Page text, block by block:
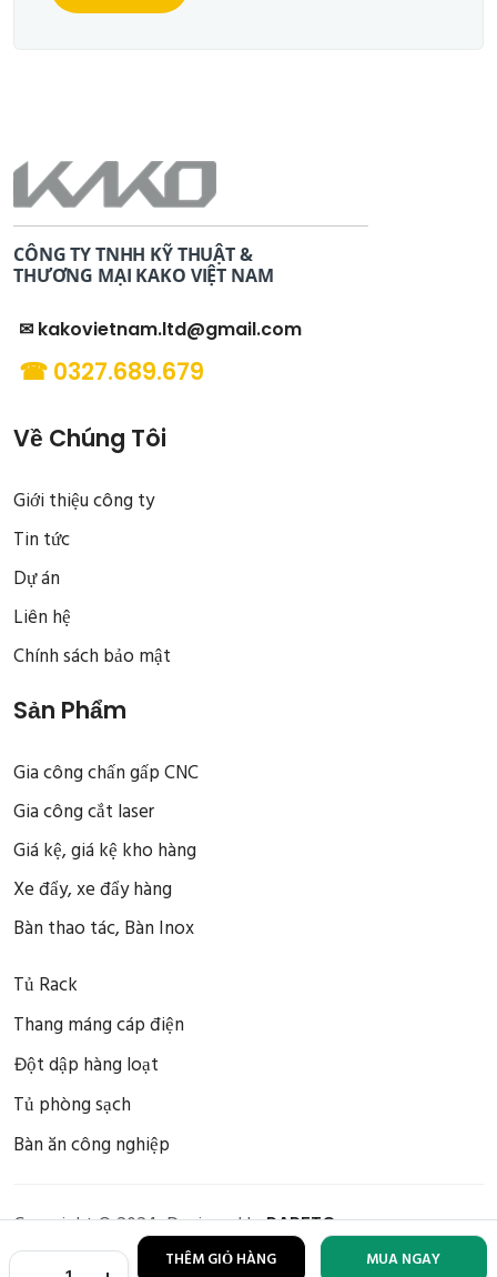
THÊM GIỎ HÀNG MUA NGAY
CÔNG TY TNHH KỸ THUẬT &
THƯƠNG MẠI KAKO VIỆT NAM
✉ kakovietnam.ltd@gmail.com
☎ 0327.689.679
Về Chúng Tôi
Giới thiệu công ty
Tin tức
Dự án
Liên hệ
Chính sách bảo mật
Sản Phẩm
Gia công chấn gấp CNC
Gia công cắt laser
Giá kệ, giá kệ kho hàng
Xe đẩy, xe đẩy hàng
Bàn thao tác, Bàn Inox
Tủ Rack
Thang máng cáp điện
Đột dập hàng loạt
Tủ phòng sạch
Bàn ăn công nghiệp
Copyright © 2024, Designed byPARETO